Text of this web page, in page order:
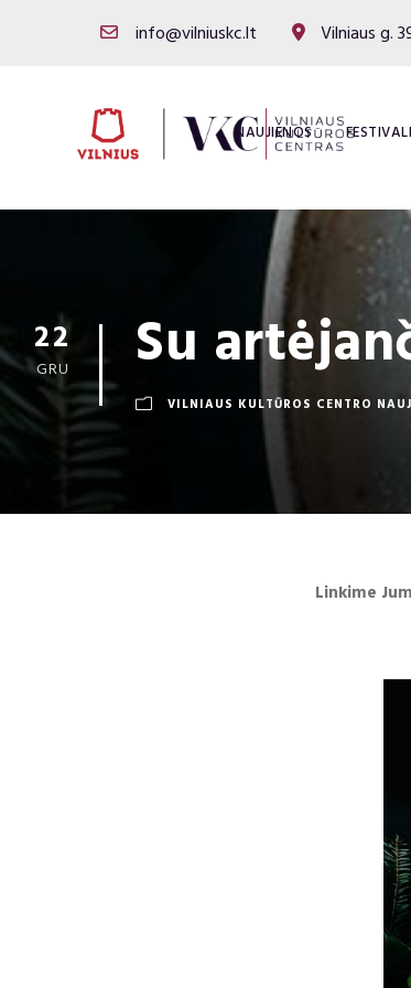
info@vilniuskc.lt Vilniaus g.
NAUJIENOS
22
GRU Su
VILNIAUS KULTŪROS CENTRO
Linkime